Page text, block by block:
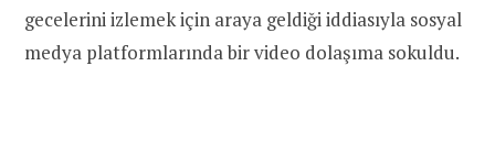
gecelerini izlemek için araya geldiği iddiasıyla sosyal
medya platformlarında bir video dolaşıma sokuldu.